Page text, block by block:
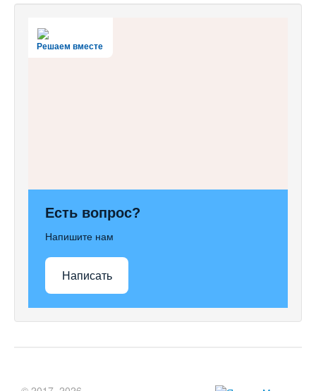
Решаем вместе
Есть вопрос?
Напишите нам
Написать